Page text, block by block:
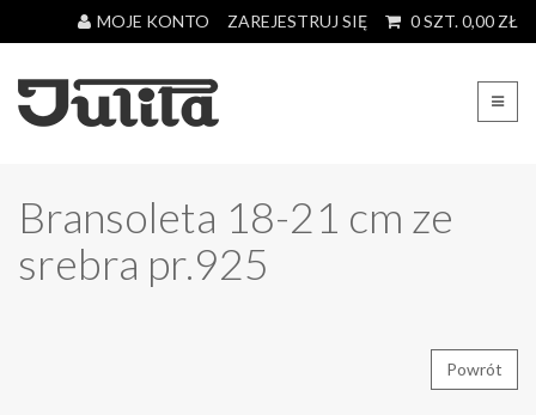
MOJE KONTO ZAREJESTRUJ SIĘ 0SZT.0,00 ZŁ
Bransoleta 18-21 cm ze
srebra pr.925
Powrót